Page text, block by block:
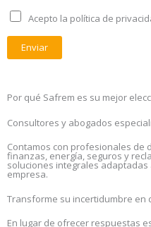
e
r
a
)
*P
í
c
d
e
p
r
v
Acepto la política de
Enviar
Por qué Safrem es su mejor
Consultores y abogados
Contamos con profesionales de
finanzas, energía, seguros y
soluciones integrales
empresa.
Transforme su incertidumbre en
En lugar de ofrecer respuestas